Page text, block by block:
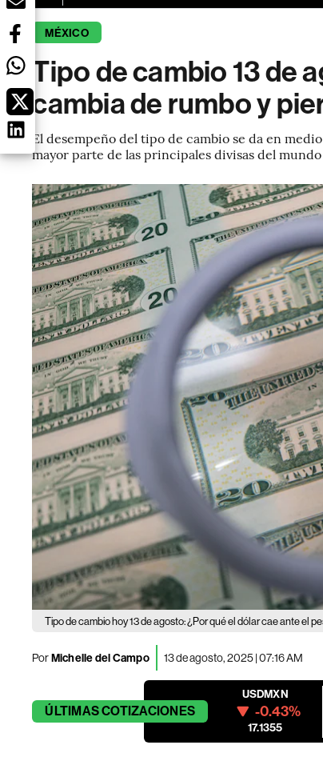
MÉXICO
Tipo de cambio 13 de
cambia de rumbo y
El desempeño del tipo de cambio se da en
mayor parte de las principales divisas del mundo
Tipo de cambio hoy 13 de agosto: ¿Por qué el dólar cae ante el
PorMichelle del Campo 13 de agosto, 2025 | 07:16 AM
ÚLTIMASCOTIZACIONES
USDMXN
-0.43%
17.1355